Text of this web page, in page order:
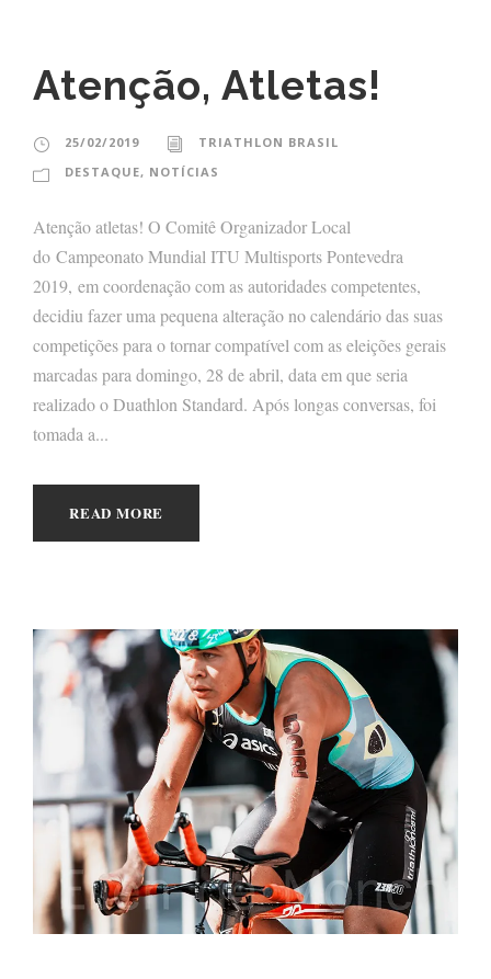
Atenção, Atletas!
25/02/2019
TRIATHLON BRASIL
DESTAQUE, NOTÍCIAS
Atenção atletas! O Comitê Organizador Local
do Campeonato Mundial ITU Multisports Pontevedra
2019, em coordenação com as autoridades competentes,
decidiu fazer uma pequena alteração no calendário das suas
competições para o tornar compatível com as eleições gerais
marcadas para domingo, 28 de abril, data em que seria
realizado o Duathlon Standard. Após longas conversas, foi
tomada a...
READ MORE